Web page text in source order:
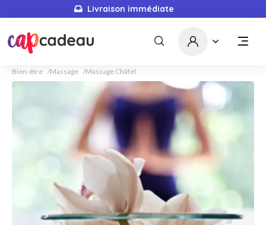
Livraison immédiate
Bien-être Massage Massage Châtel